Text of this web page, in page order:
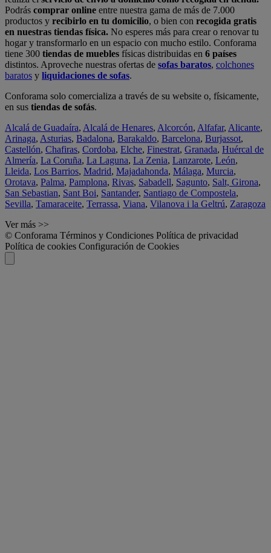
Podrás comprar online entre nuestra gama de más de 7.000
productos y recibirlo en tu domicilio, o bien con recogida gratis
en nuestras tiendas física. No esperes más para crear o renovar tu
hogar y transformarlo en un espacio con mucho estilo. Conforama
tiene 300 tiendas de muebles físicas distribuidas en 6 países
distintos. Aproveche nuestras ofertas de sofas baratos, colchones
baratos y liquidaciones de sofas.
Conforama solo comercializa a través de su website o, físicamente,
en sus tiendas de sofás.
Alcalá de Guadaíra, Alcalá de Henares, Alcorcón, Alfafar, Alicante,
Arinaga, Asturias, Badalona, Barakaldo, Barcelona, Burjassot,
Castellón, Chafiras, Cordoba, Elche, Finestrat, Granada, Huércal de
Almería, La Coruña, La Laguna, La Zenia, Lanzarote, León,
Lleida, Los Barrios, Madrid, Majadahonda, Málaga, Murcia,
Orotava, Palma, Pamplona, Rivas, Sabadell, Sagunto, Salt, Girona,
San Sebastian, Sant Boi, Santander, Santiago de Compostela,
Sevilla, Tamaraceite, Terrassa, Viana, Vilanova i la Geltrú, Zaragoza
Ver más >>
© Conforama Términos y Condiciones Política de privacidad
Política de cookies Configuración de Cookies